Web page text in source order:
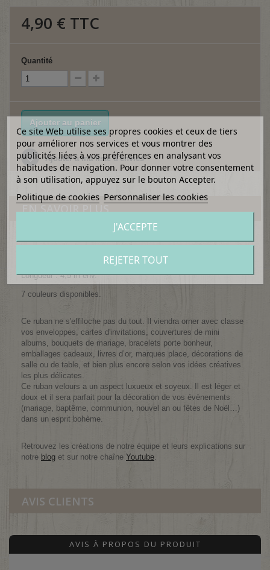
4,90 € TTC
Quantité
Ajouter au panier
Ajouter à ma liste d'envies
EN SAVOIR PLUS
Longueur : 4,5 m env.
7 couleurs disponibles.
Ce ruban ne s'effiloche pas du tout. Il viendra orner avec classe
vos enveloppes, cartes d'invitations, couvertures de mini
albums, bouquets de mariage, bracelets porte bonheur,
emballages cadeaux, livres d’or, marques place, décorations de
salle ou de table, et bien plus encore selon vos idées créatives
les plus délicates.
Ce ruban velours a un aspect luxueux et soyeux. Il est léger et
doux et il sera parfait pour la décoration de vos évènements
(mariage, baptême, communion, nouvel an ou fêtes de Noël…)
dans un esprit bohème.
Retrouvez les créations de notre équipe et leurs explications sur
notre blog et sur notre chaîne Youtube.
AVIS CLIENTS
AVIS À PROPOS DU PRODUIT
Ce site Web utilise ses propres cookies et ceux de tiers
pour améliorer nos services et vous montrer des
publicités liées à vos préférences en analysant vos
habitudes de navigation. Pour donner votre consentement
à son utilisation, appuyez sur le bouton Accepter.
Politique de cookies Personnaliser les cookies
REJETER TOUT
J'ACCEPTE